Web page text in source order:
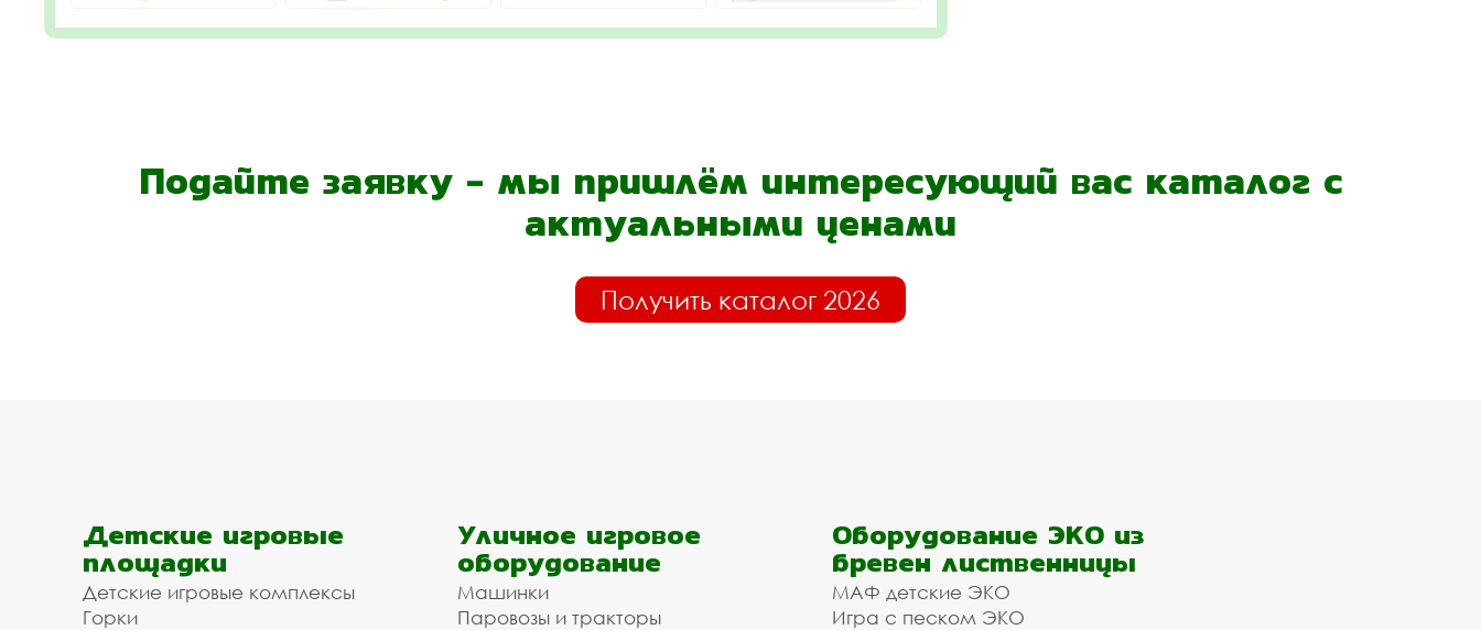
Подайте заявку - мы пришлём интересующий вас каталог с
актуальными ценами
Получить каталог 2026
Детские игровые
площадки
Детские игровые комплексы
Горки
Уличное игровое
оборудование
Машинки
Паровозы и тракторы
Оборудование ЭКО из
бревен лиственницы
МАФ детские ЭКО
Игра с песком ЭКО